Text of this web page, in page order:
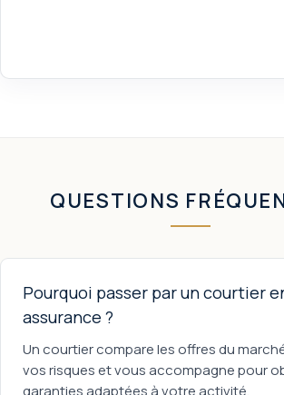
QUESTIONS
Pourquoi passer par un courtier
assurance ?
Un courtier compare les offres du
vos risques et vous accompagne pour
garanties adaptées à votre activité.